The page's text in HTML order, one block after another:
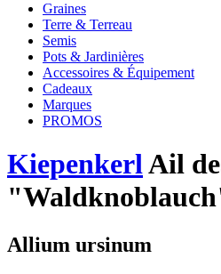
Graines
Terre & Terreau
Semis
Pots & Jardinières
Accessoires & Équipement
Cadeaux
Marques
PROMOS
KiepenkerlAil
Allium ursinum